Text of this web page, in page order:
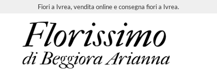
Fiori a Ivrea, vendita online e consegna fiori a Ivrea.